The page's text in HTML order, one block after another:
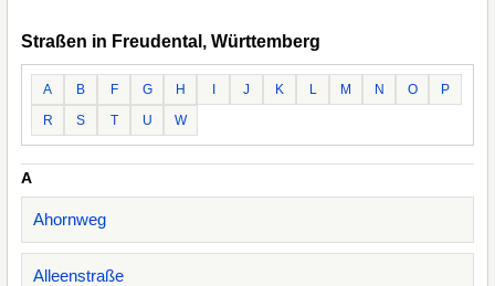
Straßen in Freudental, Württemberg
A B F G H J K L M N O
P
R
S T U W
A
Ahornweg
Alleenstraße